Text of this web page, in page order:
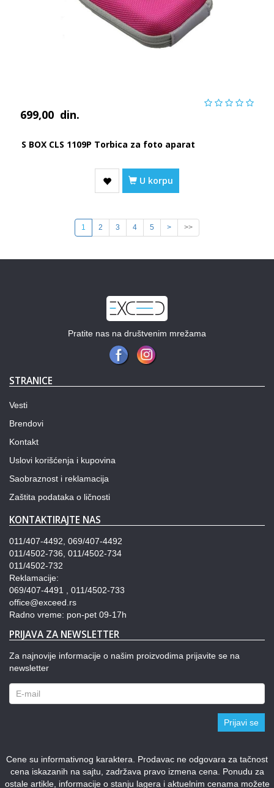
699,00 din.
S BOX CLS 1109P Torbica za foto aparat
U korpu
1 2 3 4 5 > >>
Pratite nas na društvenim mrežama
STRANICE
Vesti
Brendovi
Kontakt
Uslovi korišćenja i kupovina
Saobraznost i reklamacija
Zaštita podataka o ličnosti
KONTAKTIRAJTE NAS
011/407-4492, 069/407-4492
011/4502-736, 011/4502-734
011/4502-732
Reklamacije:
069/407-4491 , 011/4502-733
office@exceed.rs
Radno vreme: pon-pet 09-17h
PRIJAVA ZA NEWSLETTER
Za najnovije informacije o našim proizvodima prijavite se na
newsletter
Prijavi se
Cene su informativnog karaktera. Prodavac ne odgovara za tačnost
cena iskazanih na sajtu, zadržava pravo izmena cena. Ponudu za
ostale artikle, informacije o stanju lagera i aktuelnim cenama možete